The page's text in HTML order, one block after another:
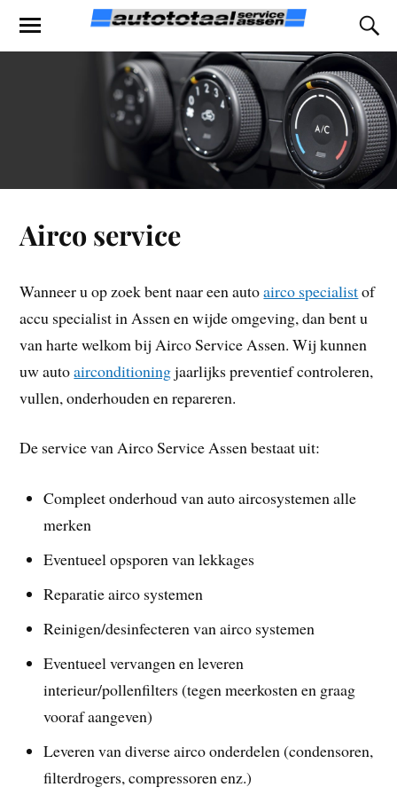
Airco service
Wanneer u op zoek bent naar een autoairco specialistof
accu specialist in Assen en wijde omgeving, dan bent u
van harte welkom bij Airco Service Assen. Wij kunnen
uw autoairconditioningjaarlijks preventief controleren,
vullen, onderhouden en repareren.
De service van Airco Service Assen bestaat uit:
Compleet onderhoud van auto aircosystemen alle
merken
Eventueel opsporen van lekkages
Reparatie airco systemen
Reinigen/desinfecteren van airco systemen
Eventueel vervangen en leveren
interieur/pollenfilters (tegen meerkosten en graag
vooraf aangeven)
Leveren van diverse airco onderdelen (condensoren,
filterdrogers, compressoren enz.)